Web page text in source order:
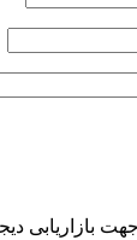
بازاریابی